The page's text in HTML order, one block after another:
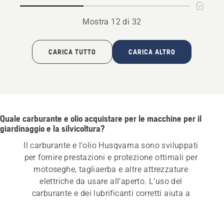
Mostra 12 di 32
CARICA TUTTO CARICA ALTRO
Quale carburante e olio acquistare per le macchine per il
giardinaggio e la silvicoltura?
Il carburante e l'olio Husqvarna sono sviluppati
per fornire prestazioni e protezione ottimali per
motoseghe, tagliaerba e altre attrezzature
elettriche da usare all'aperto. L'uso del
carburante e dei lubrificanti corretti aiuta a